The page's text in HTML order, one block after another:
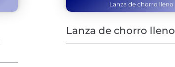
Lanza de chorro lleno
Lanza de chorro lleno